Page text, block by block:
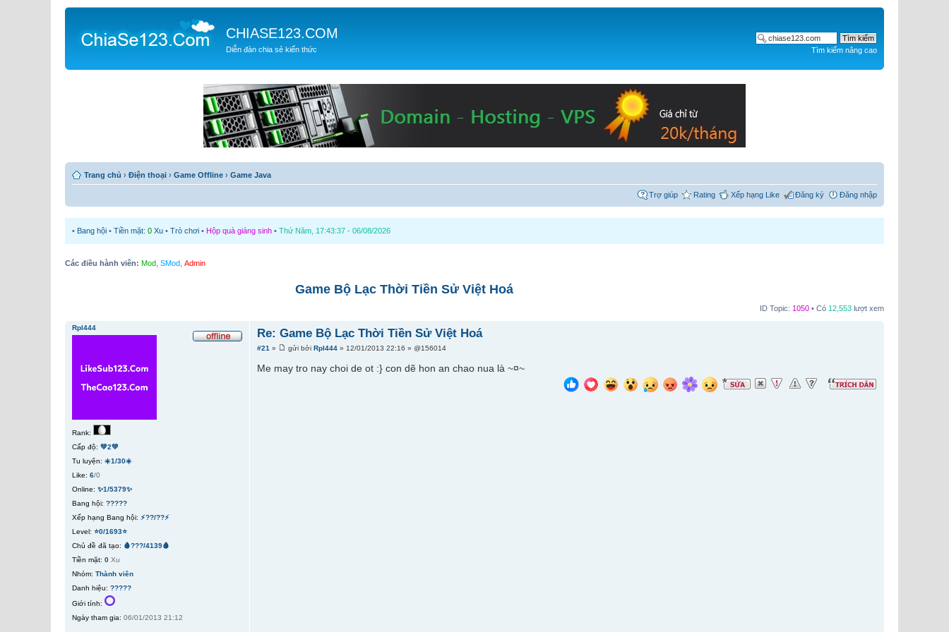
CHIASE123.COM
Diễn đàn chia sẻ kiến thức Tìm kiếm nâng cao
Trang chủ › Điện thoại › Game Offline › Game Java
Trợ giúp Rating Xếp hạng Like Đăng ký Đăng nhập
• Bang hội • Tiền mặt: 0 Xu • Trò chơi • Hộp quà giáng sinh • Thứ Năm, 17:43:37 - 06/08/2026
Các điều hành viên: Mod SMod Admin
Game Bộ Lạc Thời Tiền Sử Việt Hoá
ID Topic: 1050 • Có 12,553 lượt xem
Re: Game Bộ Lạc Thời Tiền Sử Việt Hoá
#21 » gửi bởiRpl444 » 12/01/2013 22:16 » @156014
Me may tro nay choi de ot :} con dẽ hon an chao nua là ~¤~
Rpl444
Rank:
Cấp độ: 💚2💚
Tu luyện: ☀️1/30☀️
Like: 6/0
Online: ✨1/5379✨
Bang hội: ?????
Xếp hạng Bang hội: ⚡??/??⚡
Level: ⭐0/1693⭐
Chủ đề đã tạo: 🩸???/4139🩸
Tiền mặt: 0 Xu
Nhóm: Thành viên
Danh hiệu: ?????
Giới tính:
Ngày tham gia: 06/01/2013 21:12